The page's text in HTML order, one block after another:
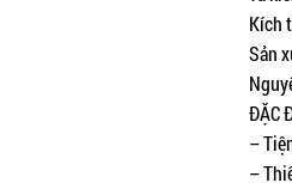
Kích
Sản
ĐẶC
–
–